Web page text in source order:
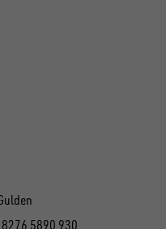
5890 930